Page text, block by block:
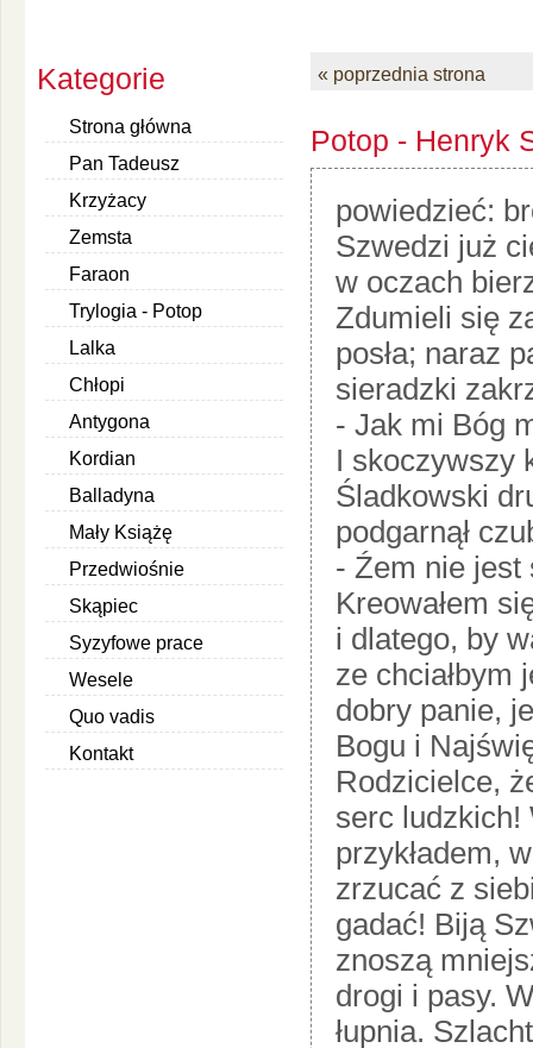
Kategorie
Strona główna
Pan Tadeusz
Krzyżacy
Zemsta
Faraon
Trylogia - Potop
Lalka
Chłopi
Antygona
Kordian
Balladyna
Mały Książę
Przedwiośnie
Skąpiec
Syzyfowe prace
Wesele
Quo vadis
Kontakt
« poprzednia strona
Potop - Henryk
powiedzieć:
Szwedzi już
w oczach
Zdumieli się
posła; naraz
sieradzki
- Jak mi Bóg
I skoczywszy
Śladkowski
podgarnął
- Źem nie jest
Kreowałem
i dlatego, by
ze chciałbym
dobry panie,
Bogu i
Rodzicielce,
serc ludzkich!
przykładem,
zrzucać z
gadać! Biją
znoszą
drogi i pasy.
łupnia.